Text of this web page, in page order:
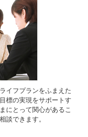
イフプランをふまえた
標の実現をサポートす
にとって関心があるこ
談できます。